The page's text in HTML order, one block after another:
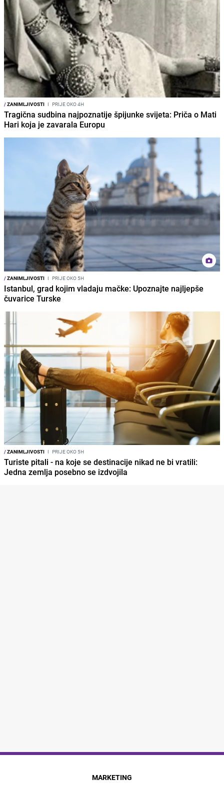
/ZANIMLJIVOSTI I PRIJE OKO 4H
Tragična sudbina najpoznatije špijunke svijeta: Priča o Mati
Hari koja je zavarala Europu
/ZANIMLJIVOSTI I PRIJE OKO 5H
Istanbul, grad kojim vladaju mačke: Upoznajte najljepše
čuvarice Turske
/ZANIMLJIVOSTI I PRIJE OKO 5H
Turiste pitali - na koje se destinacije nikad ne bi vratili:
Jedna zemlja posebno se izdvojila
MARKETING